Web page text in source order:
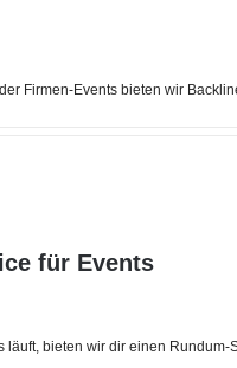
Firmen‑Events bieten wir
für Events
läuft, bieten wir dir einen